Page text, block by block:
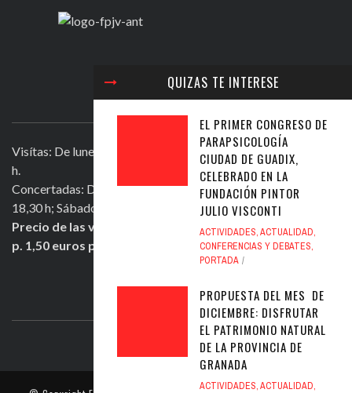
QUIZAS TE INTERESE
EL PRIMER CONGRESO DE
PARAPSICOLOGÍA
CIUDAD DE GUADIX,
CELEBRADO EN LA
FUNDACIÓN PINTOR
JULIO VISCONTI
ACTIVIDADES,ACTUALIDAD,
CONFERENCIAS Y DEBATES,
PORTADA
PROPUESTA DEL MES DE
DICIEMBRE: DISFRUTAR
EL PATRIMONIO NATURAL
DE LA PROVINCIA DE
GRANADA
ACTIVIDADES,ACTUALIDAD,
VISITAR LA FUNDACIÓN
Visítas: De lunes a viernes, excepto festivos, de 11,30 a 13,30
h.
Concertadas: De lunes a viernes excepto festivos, de 16,30 a
18,30 h; Sábados mañana de 11,30 a 13,30 h.
Precio de las visitas: Individual 2 euros. Grupos + de 10
p. 1,50 euros persona.
ULTIMOS TWEETS